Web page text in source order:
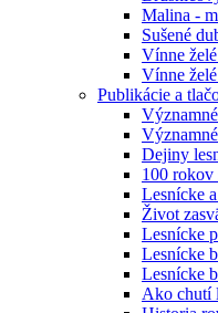
Malina -
Sušené
Vínne
Vínne
Publikácie a
Dejiny
100 rokov
Lesnícke
Život
Lesnícke
Lesnícke
Lesnícke
Ako chutí